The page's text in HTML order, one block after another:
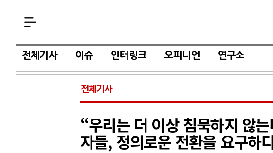
전체기사 이슈 인터링크 오피니언 연구소
전체기사
“우리는 더 이상 침묵하지 않
자들, 정의로운 전환을 요구하